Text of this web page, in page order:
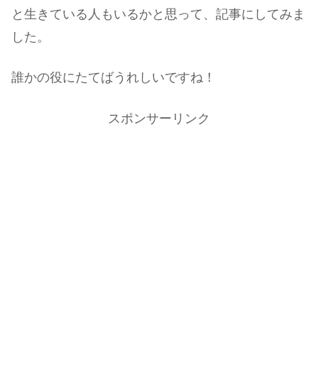
と生きている人もいるかと思って、記事にしてみま
した。
誰かの役にたてばうれしいですね！
スポンサーリンク